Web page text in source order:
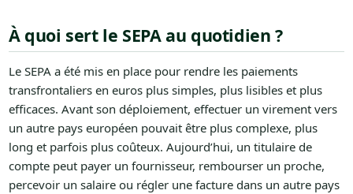
À quoi sert le SEPA au quotidien ?
Le SEPA a été mis en place pour rendre les paiements
transfrontaliers en euros plus simples, plus lisibles et plus
efficaces. Avant son déploiement, effectuer un virement vers
un autre pays européen pouvait être plus complexe, plus
long et parfois plus coûteux. Aujourd’hui, un titulaire de
compte peut payer un fournisseur, rembourser un proche,
percevoir un salaire ou régler une facture dans un autre pays